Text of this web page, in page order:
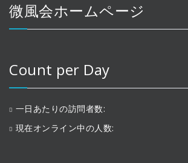
微風会ホームページ
Count per Day
一日あたりの訪問者数:
現在オンライン中の人数: